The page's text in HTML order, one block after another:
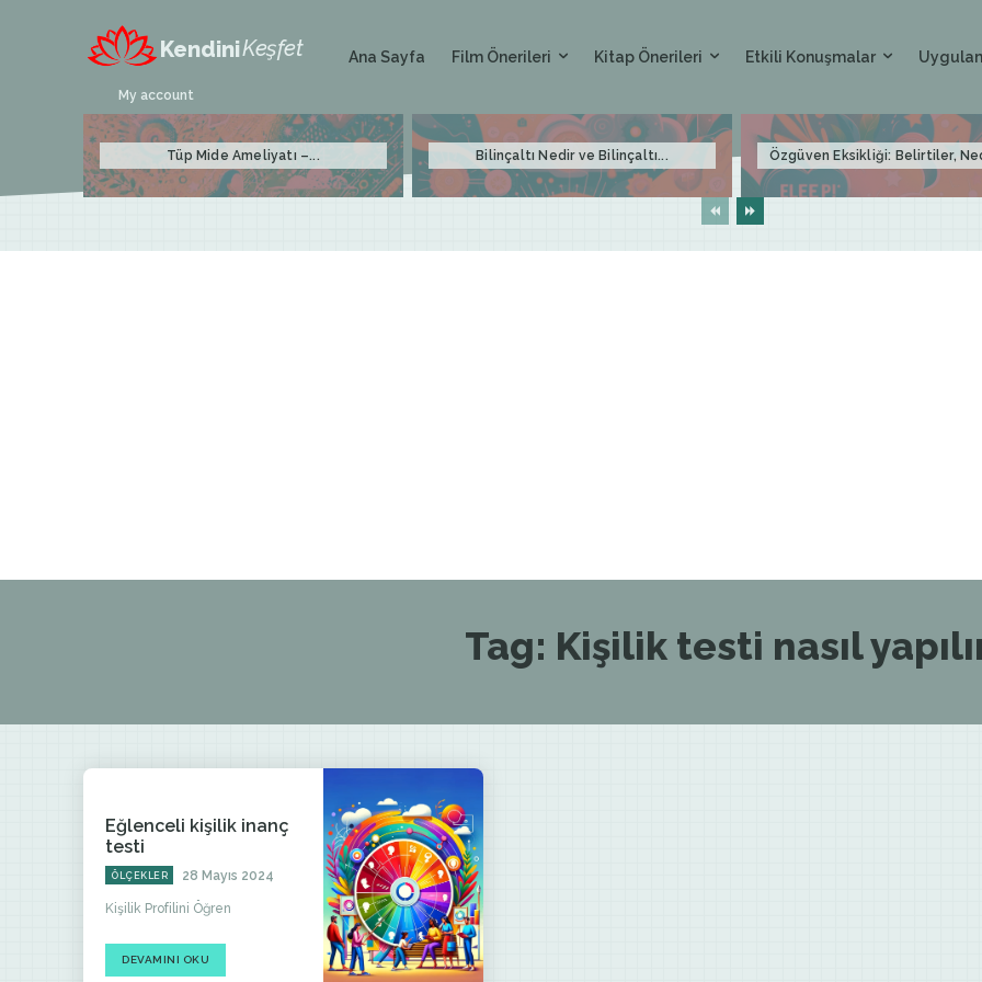
KendiniKeşfet
My account
Ana Sayfa Film Önerileri Kitap Önerileri Etkili Konuşmalar
Tüp Mide Ameliyatı –... Bilinçaltı Nedir ve Bilinçaltı... Özgüven Eksikliği: Belirtiler,
Tag: Kişilik testi nasıl
Eğlenceli kişilik inanç
testi
ÖLÇEKLER 28 Mayıs 2024
Kişilik Profilini Öğren
DEVAMINI OKU